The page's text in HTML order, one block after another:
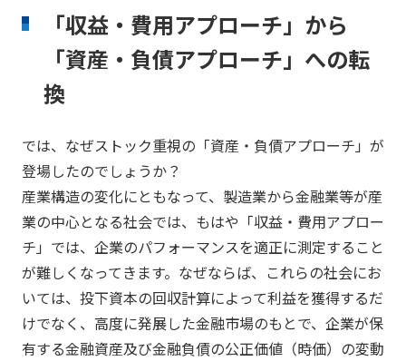
「収益・費用アプローチ」から
「資産・負債アプローチ」への転
換
では、なぜストック重視の「資産・負債アプローチ」が
登場したのでしょうか？
産業構造の変化にともなって、製造業から金融業等が産
業の中心となる社会では、もはや「収益・費用アプロー
チ」では、企業のパフォーマンスを適正に測定すること
が難しくなってきます。なぜならば、これらの社会にお
いては、投下資本の回収計算によって利益を獲得するだ
けでなく、高度に発展した金融市場のもとで、企業が保
有する金融資産及び金融負債の公正価値（時価）の変動